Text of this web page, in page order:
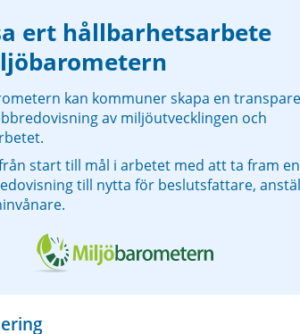
ert hållbarhetsarbete
kan kommuner skapa en
av miljöutvecklingen och
start till mål i arbetet med att ta fram en
till nytta för beslutsfattare,